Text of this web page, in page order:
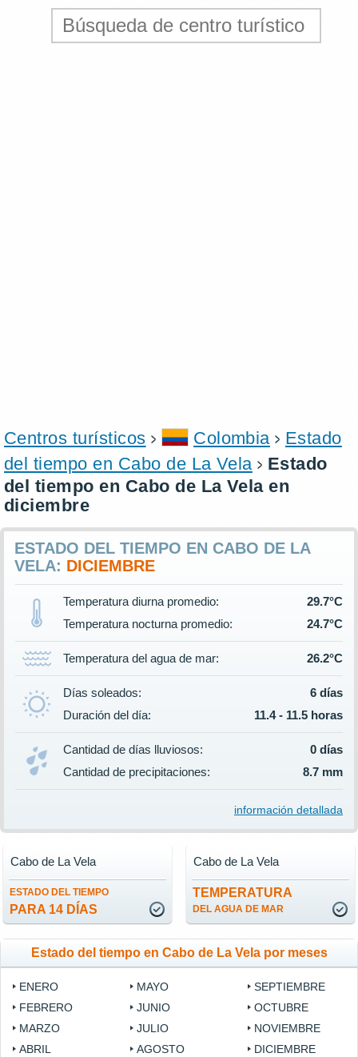
Centros turísticos Colombia
Estado
del tiempo en Cabo de La Vela
Estado
del tiempo en Cabo de La Vela en
diciembre
ESTADO DEL TIEMPO EN CABO DE LA
VELA: DICIEMBRE
Temperatura diurna promedio:
29.7°C
Temperatura nocturna promedio:
24.7°C
Temperatura del agua de mar: 26.2°C
Días soleados:
6 días
Duración del día:
11.4 - 11.5 horas
Cantidad de días lluviosos:
0 días
Cantidad de precipitaciones:
8.7 mm
información detallada
ESTADO DEL TIEMPO
PARA 14 DÍAS
Cabo de La Vela
TEMPERATURA
DEL AGUA DE MAR
Cabo de La Vela
Estado del tiempo en Cabo de La Vela por meses
ENERO
FEBRERO
MARZO
ABRIL
MAYO
JUNIO
JULIO
AGOSTO
SEPTIEMBRE
OCTUBRE
NOVIEMBRE
DICIEMBRE